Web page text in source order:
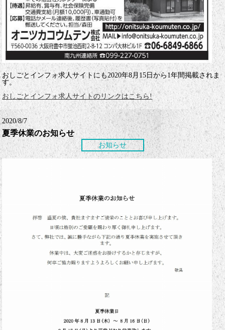
おしごとインフォ求人サイトにも2020年8月15日から1年間掲載されま
す。
おしごとインフォ求人サイトのリンクはこちら!
2020/8/7
夏季休業のお知らせ
お知らせ